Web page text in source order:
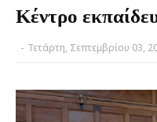
Κέντρο
- Τετάρτη, Σεπτεμβρίου 03,